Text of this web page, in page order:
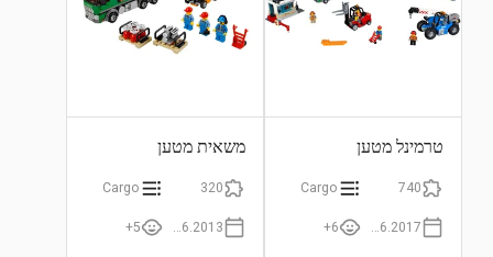
טרמינל מטען
740
Cargo
6+
משאית מטען
320
Cargo
5+